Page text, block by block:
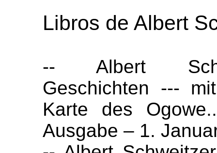
Libros de Albert
-- Albert
Geschichten ---
Karte des
Ausgabe – 1.